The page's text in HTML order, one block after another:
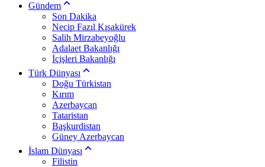
Gündem
Son Dakika
Necip Fazıl Kısakürek
Salih Mirzabeyoğlu
Adalaet Bakanlığı
İçişleri Bakanlığı
Türk Dünyası
Doğu Türkistan
Kırım
Azerbaycan
Tataristan
Başkurdistan
Güney Azerbaycan
İslam Dünyası
Filistin